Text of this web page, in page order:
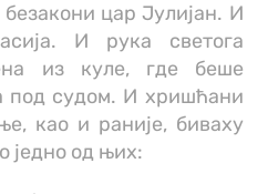
цар Јулијан. И
И рука светога
из куле, где беше
под судом. И хришћани
као и раније, биваху
једно од њих: